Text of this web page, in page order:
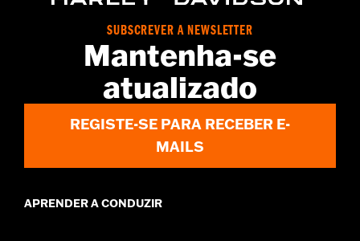
SUBSCREVER A NEWSLETTER
Mantenha-se
atualizado
REGISTE-SE PARA RECEBER E-
MAILS
APRENDER A CONDUZIR